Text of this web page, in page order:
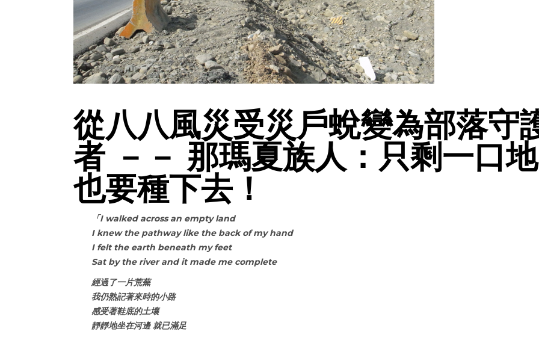
從八八風災受災戶蛻變為部落守
者 －－ 那瑪夏族人：只剩一口地
也要種下去！
「I walked across an empty land
I knew the pathway like the back of my hand
I felt the earth beneath my feet
Sat by the river and it made me complete
經過了一片荒蕪
我仍熟記著來時的小路
感受著鞋底的土壤
靜靜地坐在河邊 就已滿足